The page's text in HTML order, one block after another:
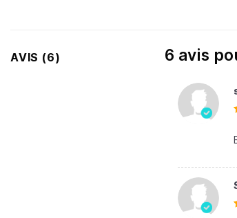
AVIS (6) 6 avis